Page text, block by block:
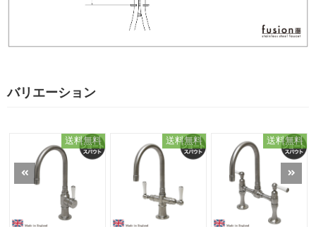
バリエーション
送料無料 送料無料 送料無料